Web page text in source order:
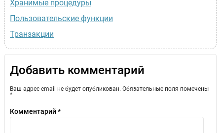
Хранимые процедуры
Пользовательские функции
Транзакции
Добавить комментарий
Ваш адрес email не будет опубликован. Обязательные поля помечены
*
Комментарий*